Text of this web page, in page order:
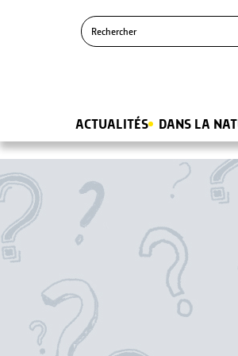
ACTUALITÉS DANS LA